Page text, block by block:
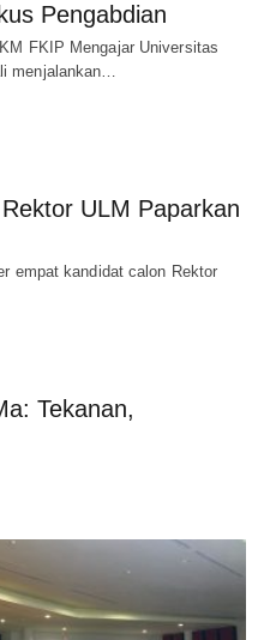
Pengabdian
FKIP Mengajar Universitas
menjalankan…
ULM Paparkan
empat kandidat calon Rektor
Tekanan,